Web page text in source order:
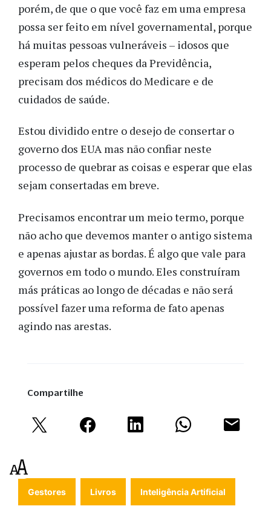
porém, de que o que você faz em uma empresa
possa ser feito em nível governamental, porque
há muitas pessoas vulneráveis – idosos que
esperam pelos cheques da Previdência,
precisam dos médicos do Medicare e de
cuidados de saúde.
Estou dividido entre o desejo de consertar o
governo dos EUA mas não confiar neste
processo de quebrar as coisas e esperar que elas
sejam consertadas em breve.
Precisamos encontrar um meio termo, porque
não acho que devemos manter o antigo sistema
e apenas ajustar as bordas. É algo que vale para
governos em todo o mundo. Eles construíram
más práticas ao longo de décadas e não será
possível fazer uma reforma de fato apenas
agindo nas arestas.
Compartilhe
Gestores Livros Inteligência Artificial